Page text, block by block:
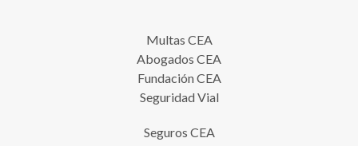
Multas CEA
Abogados CEA
Fundación CEA
Seguridad Vial
Seguros CEA